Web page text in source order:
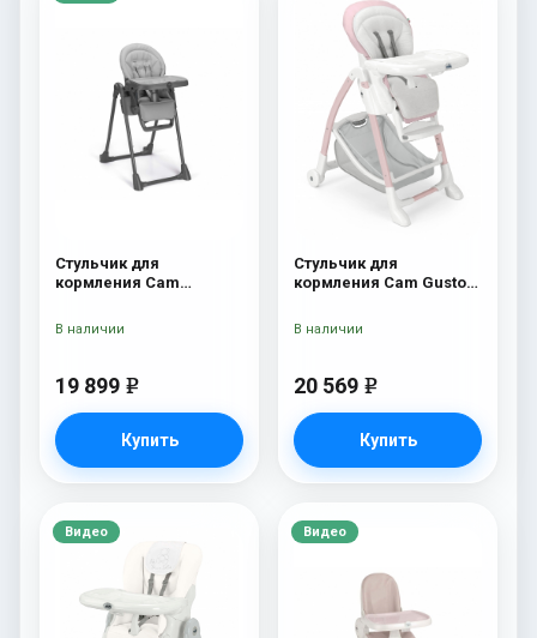
Стульчик для
кормления Cam
серый
19 899 e
Купить
В наличии
Стульчик для
кормления Cam Gusto
20 569 e
Купить
В наличии
Видео Видео